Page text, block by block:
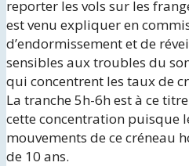
reporter les vols sur les
est venu expliquer en
d’endormissement et de
sensibles aux troubles du
qui concentrent les taux de
La tranche 5h-6h est à ce
cette concentration puisque
mouvements de ce créneau
de 10 ans.